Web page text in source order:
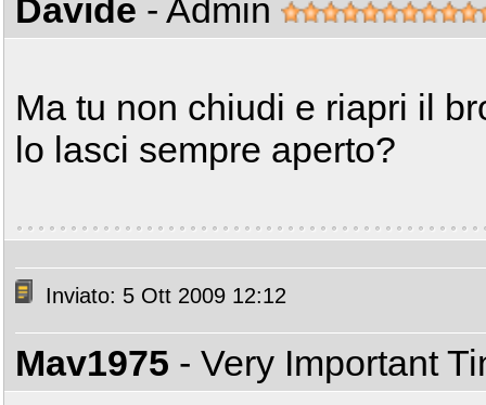
Davide - Admin
Ma tu non chiudi e riapri il
lo lasci sempre aperto?
Inviato: 5 Ott 2009 12:12
Mav1975 - Very Important